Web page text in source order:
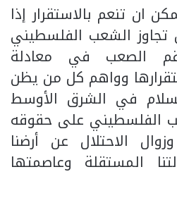
ان تنعم بالاستقرار إذا
الشعب الفلسطيني
الصعب في معادلة
وواهم كل من يظن
في الشرق الأوسط
الفلسطيني على حقوقه
الاحتلال عن أرضنا
المستقلة وعاصمتها